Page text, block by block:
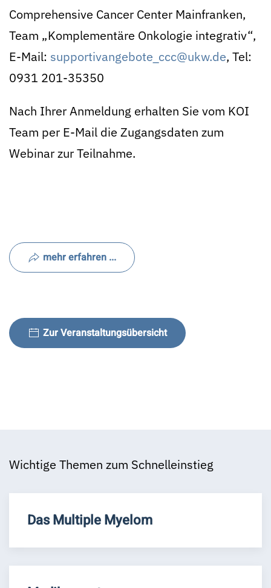
Comprehensive Cancer Center Mainfranken,
Team „Komplementäre Onkologie integrativ“,
E-Mail: supportivangebote_ccc@ukw.de, Tel:
0931 201-35350
Nach Ihrer Anmeldung erhalten Sie vom KOI
Team per E-Mail die Zugangsdaten zum
Webinar zur Teilnahme.
mehr erfahren ...
Zur Veranstaltungsübersicht
Wichtige Themen zum Schnelleinstieg
Das Multiple Myelom